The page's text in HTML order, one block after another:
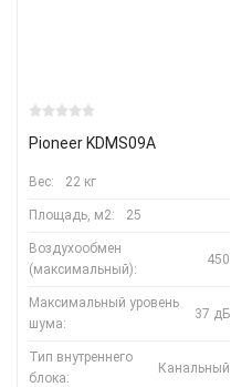
Pioneer KDMS09A
Вес: 22 кг
Площадь, м2: 25
Воздухообмен
(максимальный):
450
Максимальный уровень
шума:
37 дБ
Тип внутреннего
блока:
Канальный